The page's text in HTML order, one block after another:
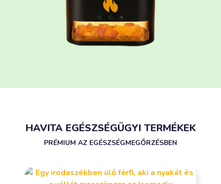
HAVITA EGÉSZSÉGÜGYI TERMÉKEK
PRÉMIUM AZ EGÉSZSÉGMEGŐRZÉSBEN